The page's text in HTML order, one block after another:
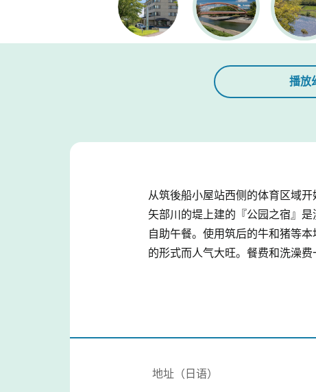
播放
从筑後船小屋站西侧的体育区域
矢部川的堤上建的『公园之宿』
自助午餐。使用筑后的牛和猪等
的形式而人气大旺。餐费和洗澡
地址（日语）